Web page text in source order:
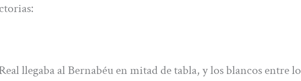
llegaba al Bernabéu en mitad de tabla, y los blancos entre